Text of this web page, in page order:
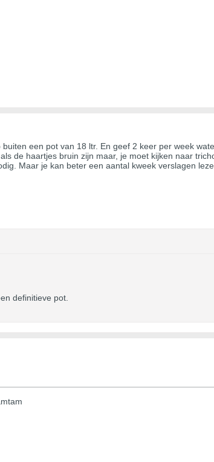
een pot van 18 ltr. En geef 2 keer per week
de haartjes bruin zijn maar, je moet kijken naar
Maar je kan beter een aantal kweek verslagen
definitieve pot.